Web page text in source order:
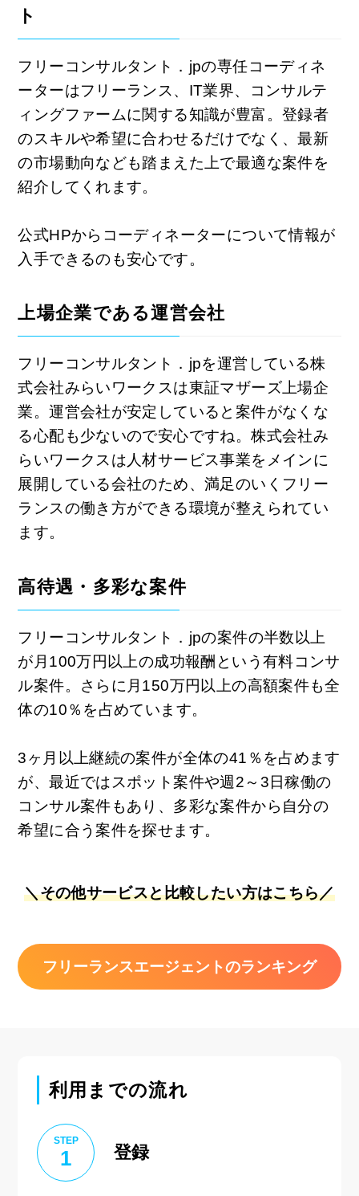
ト
フリーコンサルタント．jpの専任コーディネ
ーターはフリーランス、IT業界、コンサルテ
ィングファームに関する知識が豊富。登録者
のスキルや希望に合わせるだけでなく、最新
の市場動向なども踏まえた上で最適な案件を
紹介してくれます。
公式HPからコーディネーターについて情報が
入手できるのも安心です。
上場企業である運営会社
フリーコンサルタント．jpを運営している株
式会社みらいワークスは東証マザーズ上場企
業。運営会社が安定していると案件がなくな
る心配も少ないので安心ですね。株式会社み
らいワークスは人材サービス事業をメインに
展開している会社のため、満足のいくフリー
ランスの働き方ができる環境が整えられてい
ます。
高待遇・多彩な案件
フリーコンサルタント．jpの案件の半数以上
が月100万円以上の成功報酬という有料コンサ
ル案件。さらに月150万円以上の高額案件も全
体の10％を占めています。
3ヶ月以上継続の案件が全体の41％を占めます
が、最近ではスポット案件や週2～3日稼働の
コンサル案件もあり、多彩な案件から自分の
希望に合う案件を探せます。
＼その他サービスと比較したい方はこちら／
フリーランスエージェントのランキング
利用までの流れ
STEP
1 登録